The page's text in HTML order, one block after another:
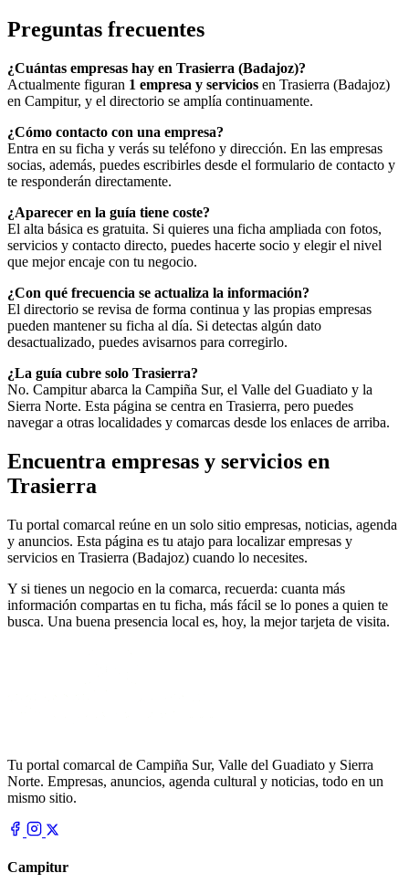
Preguntas frecuentes
¿Cuántas empresas hay en Trasierra (Badajoz)?
Actualmente figuran 1 empresa y servicios en Trasierra (Badajoz)
en Campitur, y el directorio se amplía continuamente.
¿Cómo contacto con una empresa?
Entra en su ficha y verás su teléfono y dirección. En las empresas
socias, además, puedes escribirles desde el formulario de contacto y
te responderán directamente.
¿Aparecer en la guía tiene coste?
El alta básica es gratuita. Si quieres una ficha ampliada con fotos,
servicios y contacto directo, puedes hacerte socio y elegir el nivel
que mejor encaje con tu negocio.
¿Con qué frecuencia se actualiza la información?
El directorio se revisa de forma continua y las propias empresas
pueden mantener su ficha al día. Si detectas algún dato
desactualizado, puedes avisarnos para corregirlo.
¿La guía cubre solo Trasierra?
No. Campitur abarca la Campiña Sur, el Valle del Guadiato y la
Sierra Norte. Esta página se centra en Trasierra, pero puedes
navegar a otras localidades y comarcas desde los enlaces de arriba.
Encuentra empresas y servicios en
Trasierra
Tu portal comarcal reúne en un solo sitio empresas, noticias, agenda
y anuncios. Esta página es tu atajo para localizar empresas y
servicios en Trasierra (Badajoz) cuando lo necesites.
Y si tienes un negocio en la comarca, recuerda: cuanta más
información compartas en tu ficha, más fácil se lo pones a quien te
busca. Una buena presencia local es, hoy, la mejor tarjeta de visita.
Tu portal comarcal de Campiña Sur, Valle del Guadiato y Sierra
Norte. Empresas, anuncios, agenda cultural y noticias, todo en un
mismo sitio.
Campitur